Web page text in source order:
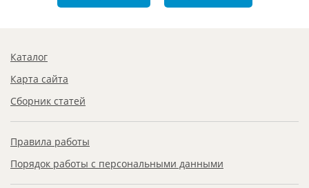
Каталог
Карта сайта
Сборник статей
Правила работы
Порядок работы с персональными данными